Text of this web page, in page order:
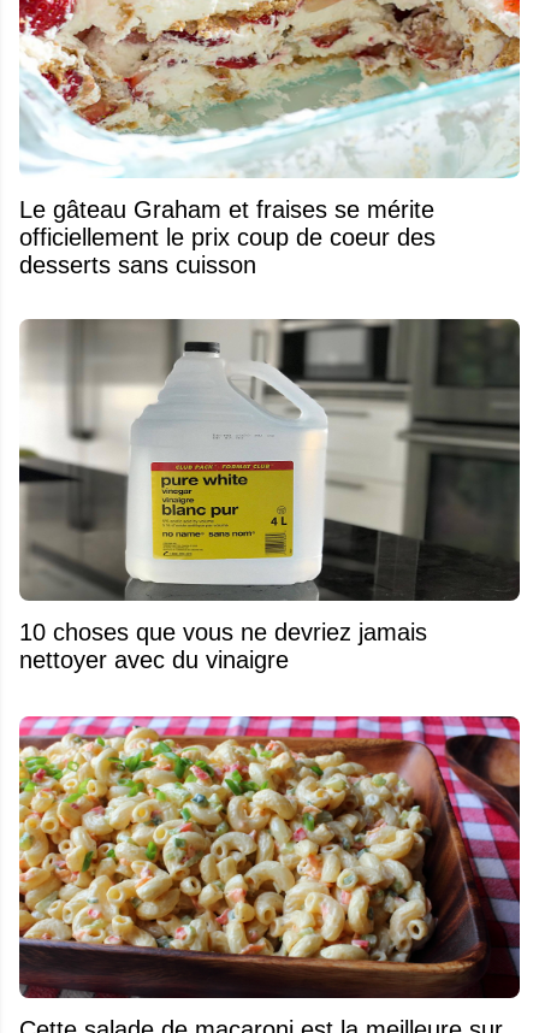
Le gâteau Graham et fraises se mérite
officiellement le prix coup de coeur des
desserts sans cuisson
10 choses que vous ne devriez jamais
nettoyer avec du vinaigre